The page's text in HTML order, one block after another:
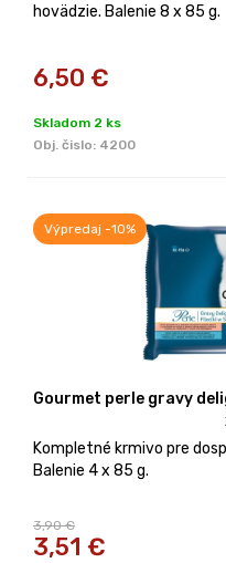
hovädzie. Balenie 8 x 85 g.
6,50 €
Skladom 2 ks
Obj. čislo: 4200
Výpredaj -10%
Gourmet perle gravy
Kompletné krmivo pre
Balenie 4 x 85 g.
3,90 €
3,51 €